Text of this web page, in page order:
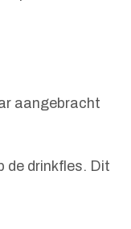
aangebracht
de drinkfles. Dit